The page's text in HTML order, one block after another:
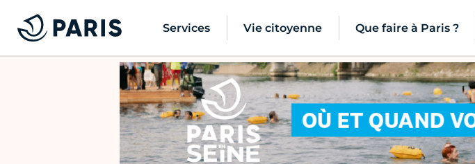
Services Vie citoyenne Que faire à Paris ?